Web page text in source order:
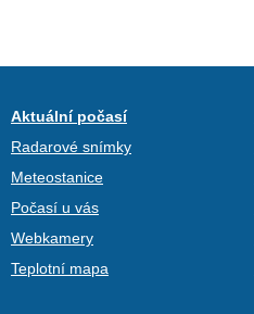
Aktuální počasí
Radarové snímky
Meteostanice
Počasí u vás
Webkamery
Teplotní mapa